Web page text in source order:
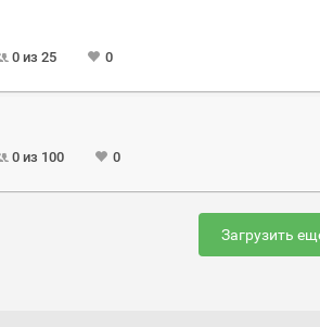
0 из 25 0
0 из 100 0
Загрузить